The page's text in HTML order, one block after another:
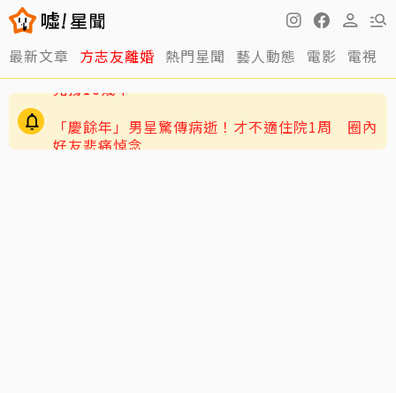
最新文章 方志友離婚 熱門星聞 藝人動態 電影 電視
好友悲痛悼念